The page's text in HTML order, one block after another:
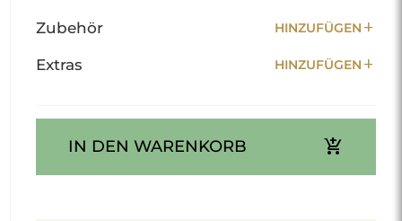
Zubehör HINZUFÜGEN add
Extras HINZUFÜGEN add
IN DEN WARENKORB add_shopping_cart